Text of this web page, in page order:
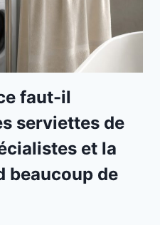
faut-il
serviettes de
et la
beaucoup de